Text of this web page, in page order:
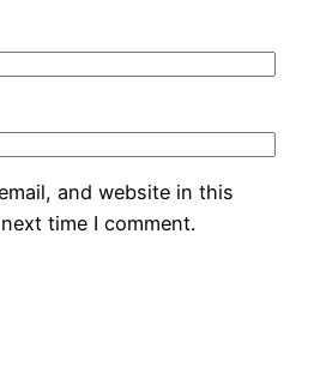
and website in this
time I comment.